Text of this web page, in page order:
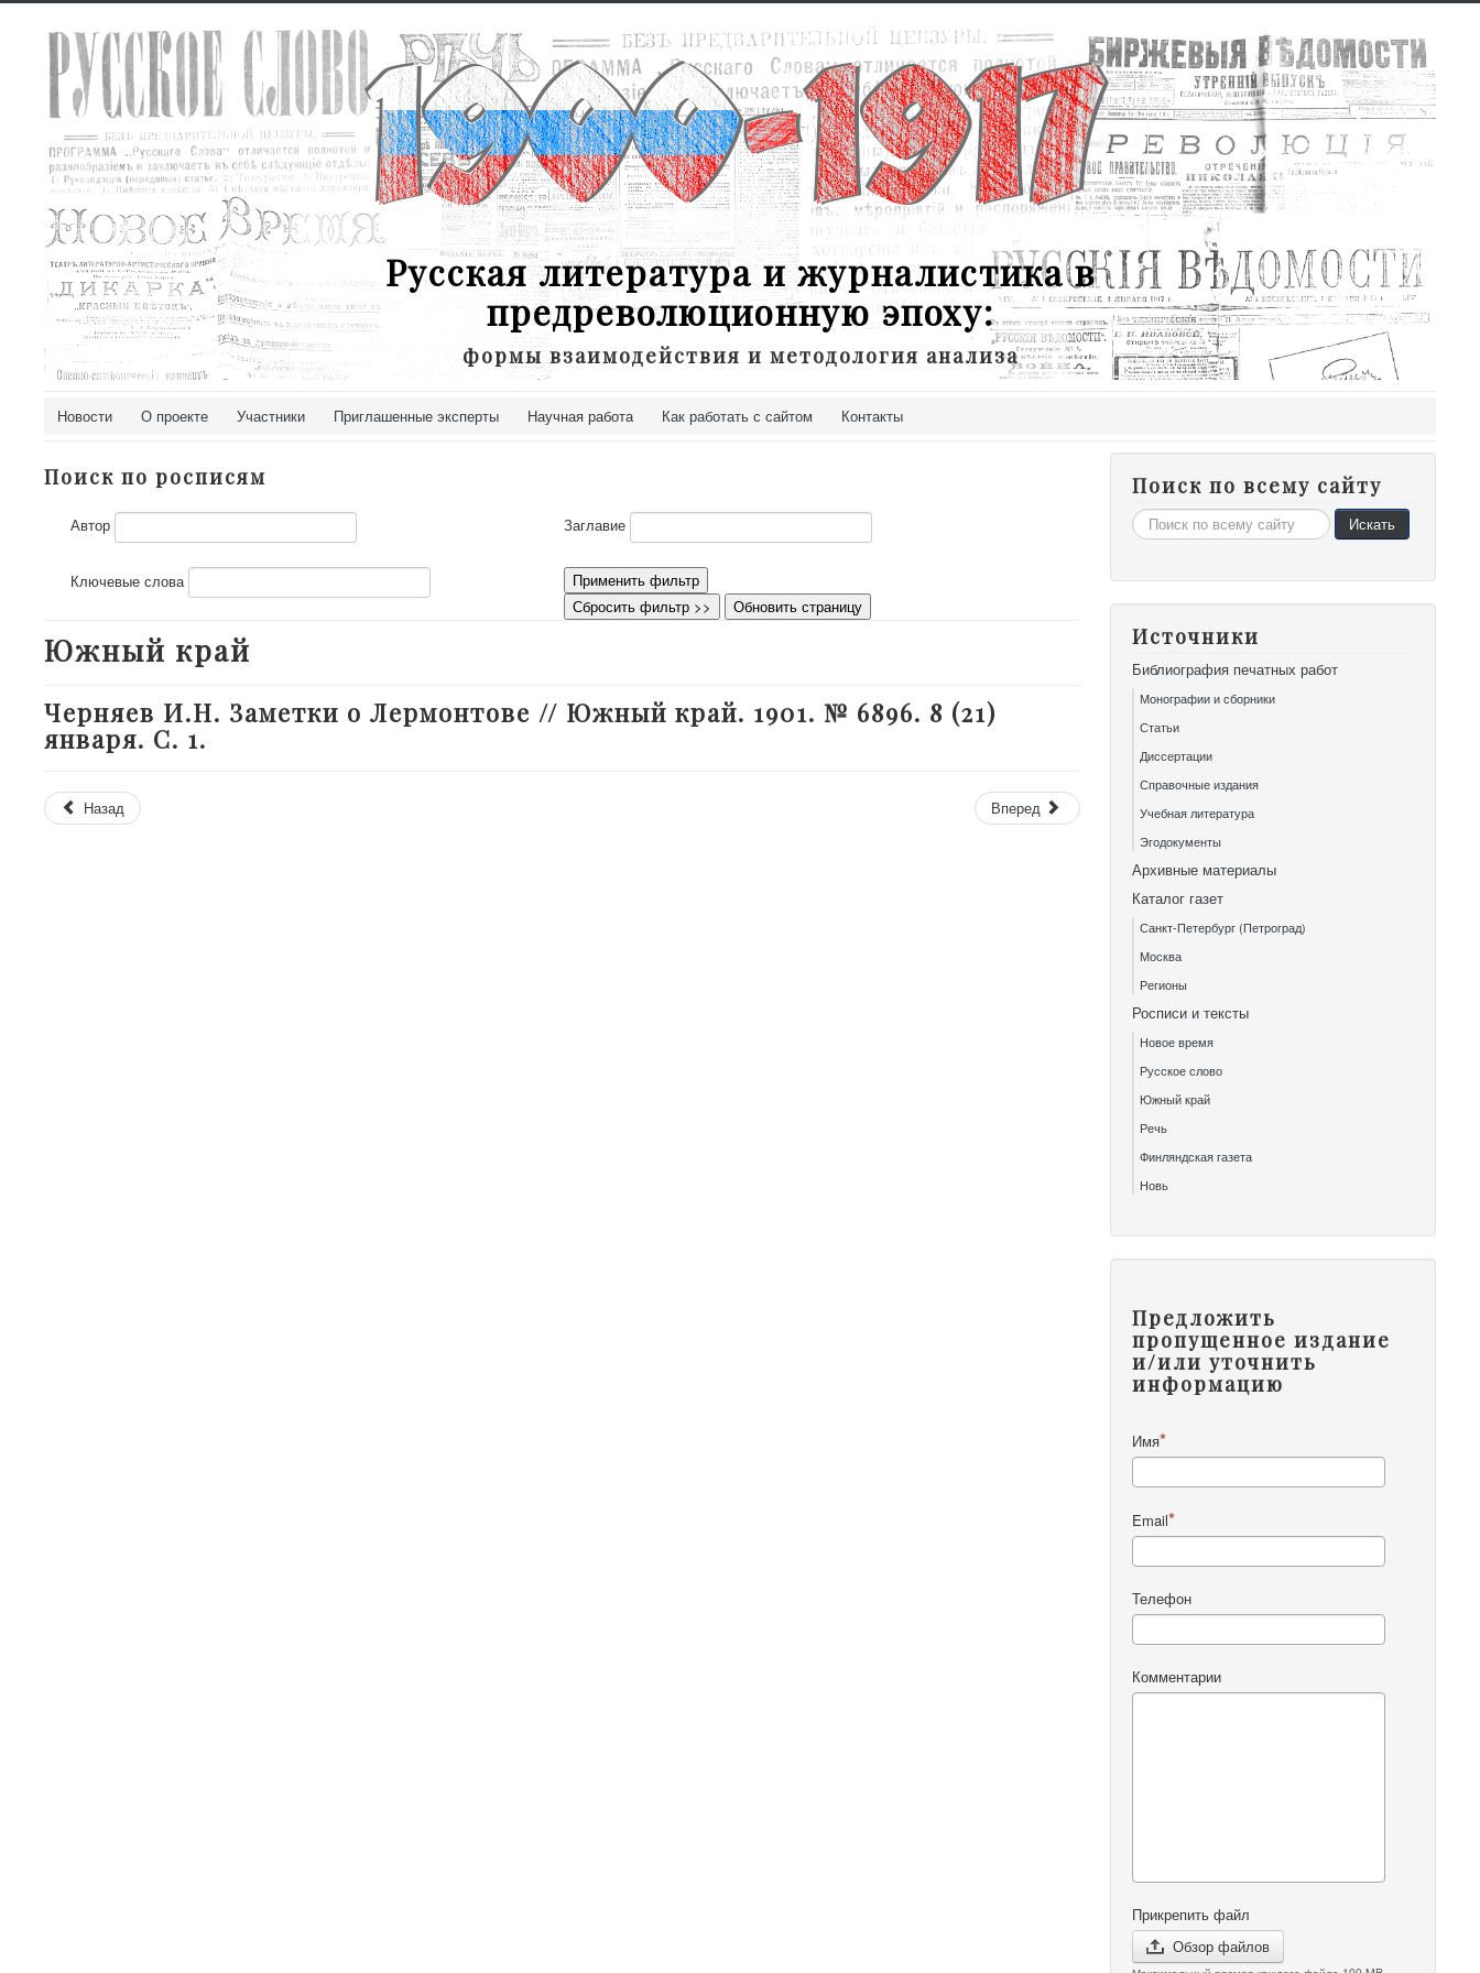
Русская литература и журналистика в
предреволюционную эпоху:
формы взаимодействия и методология анализа
Новости О проекте Участники Приглашенные эксперты Научная работа Как работать с сайтом Контакты
Поиск по росписям
Автор Заглавие
Ключевые слова
Применить фильтр
Сбросить фильтр >>
Обновить страницу
Южный край
Черняев И.Н. Заметки о Лермонтове // Южный край. 1901. № 6896. 8 (21)
января. С. 1.
Назад Вперед
Поиск по всему сайту
Искать... Искать
Источники
Библиография печатных работ
Монографии и сборники
Статьи
Диссертации
Справочные издания
Учебная литература
Эгодокументы
Архивные материалы
Каталог газет
Санкт-Петербург (Петроград)
Москва
Регионы
Росписи и тексты
Новое время
Русское слово
Южный край
Речь
Финляндская газета
Новь
Предложить
пропущенное издание
и/или уточнить
информацию
Имя
Email
Телефон
Комментарии
Прикрепить файл
Обзор файлов